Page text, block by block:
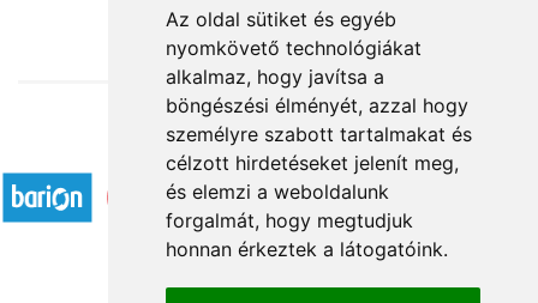
Az oldal sütiket és egyéb
nyomkövető technológiákat
alkalmaz, hogy javítsa a
böngészési élményét, azzal hogy
személyre szabott tartalmakat és
célzott hirdetéseket jelenít meg,
és elemzi a weboldalunk
forgalmát, hogy megtudjuk
honnan érkeztek a látogatóink.
Accepted payment methods